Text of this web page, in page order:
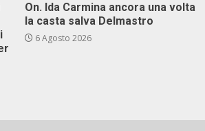
On. Ida Carmina ancora una volta
la casta salva Delmastro
6 Agosto 2026